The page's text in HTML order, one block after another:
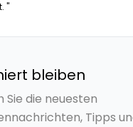
"
bleiben
Sie die neuesten
Tipps